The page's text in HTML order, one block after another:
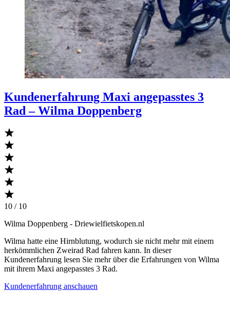
Kundenerfahrung Maxi angepasstes 3
Rad – Wilma Doppenberg
10 / 10
Wilma Doppenberg - Driewielfietskopen.nl
Wilma hatte eine Hirnblutung, wodurch sie nicht mehr mit einem
herkömmlichen Zweirad Rad fahren kann. In dieser
Kundenerfahrung lesen Sie mehr über die Erfahrungen von Wilma
mit ihrem Maxi angepasstes 3 Rad.
Kundenerfahrung anschauen